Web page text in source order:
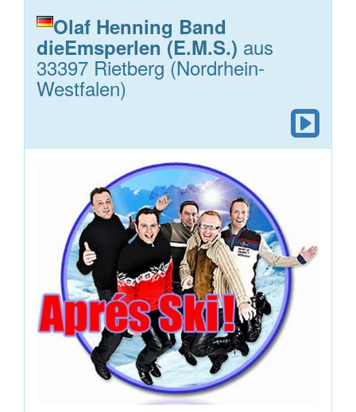
Olaf Henning Band
dieEmsperlen (E.M.S.) aus
33397 Rietberg (Nordrhein-
Westfalen)